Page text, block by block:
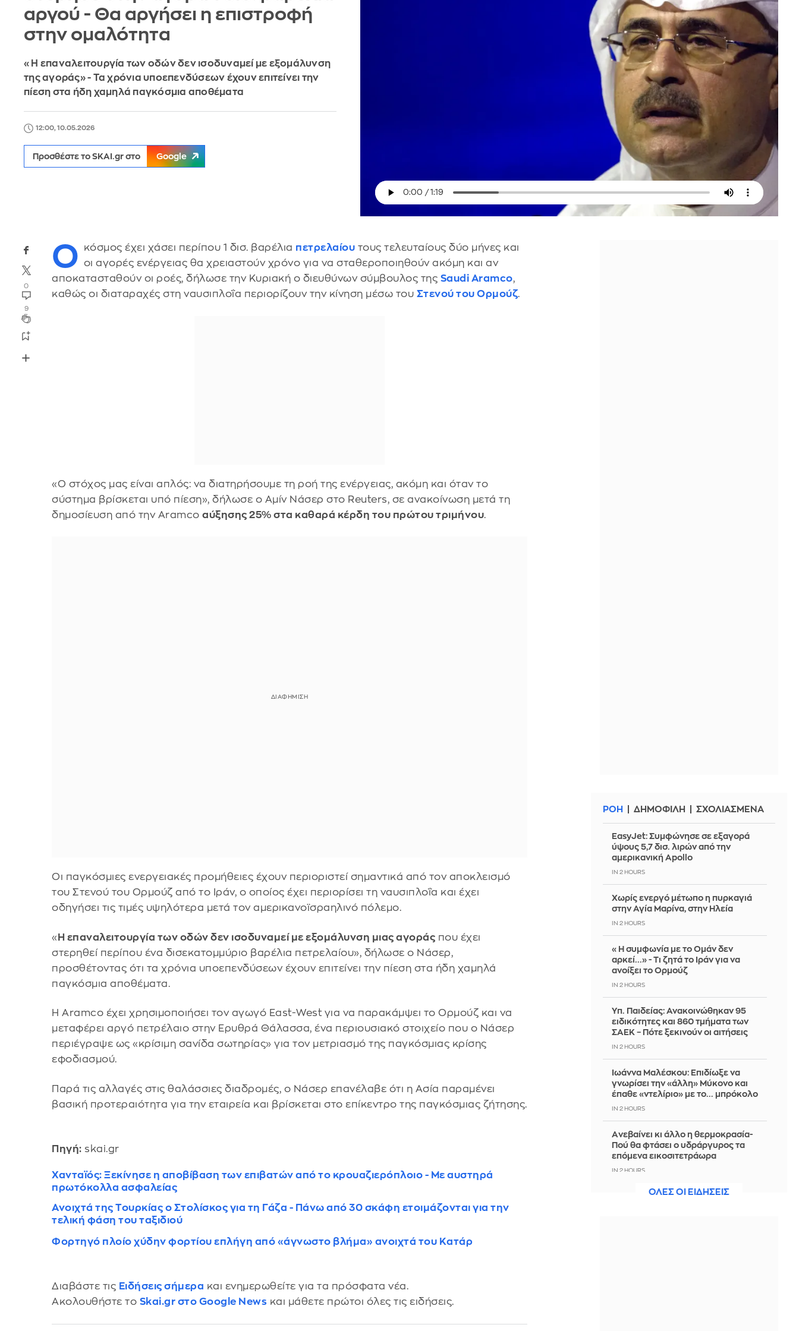
αργού - Θα αργήσει η επιστροφή
στην ομαλότητα
«Η επαναλειτουργία των οδών δεν ισοδυναμεί με εξομάλυνση
της αγοράς» - Τα χρόνια υποεπενδύσεων έχουν επιτείνει την
πίεση στα ήδη χαμηλά παγκόσμια αποθέματα
12:00, 10.05.2026
Προσθέστε το SKAI.gr στο Google
0
9
Ο κόσμος έχει χάσει περίπου 1 δισ. βαρέλια πετρελαίου τους τελευταίους δύο μήνες και
οι αγορές ενέργειας θα χρειαστούν χρόνο για να σταθεροποιηθούν ακόμη και αν
αποκατασταθούν οι ροές, δήλωσε την Κυριακή ο διευθύνων σύμβουλος της Saudi Aramco,
καθώς οι διαταραχές στη ναυσιπλοΐα περιορίζουν την κίνηση μέσω του Στενού του Ορμούζ.
«Ο στόχος μας είναι απλός: να διατηρήσουμε τη ροή της ενέργειας, ακόμη και όταν το
σύστημα βρίσκεται υπό πίεση», δήλωσε ο Αμίν Νάσερ στο Reuters, σε ανακοίνωση μετά τη
δημοσίευση από την Aramcoαύξησης 25% στα καθαρά κέρδη του πρώτου τριμήνου.
Οι παγκόσμιες ενεργειακές προμήθειες έχουν περιοριστεί σημαντικά από τον αποκλεισμό
του Στενού του Ορμούζ από το Ιράν, ο οποίος έχει περιορίσει τη ναυσιπλοΐα και έχει
οδηγήσει τις τιμές υψηλότερα μετά τον αμερικανοϊσραηλινό πόλεμο.
« Η επαναλειτουργία των οδών δεν ισοδυναμεί με εξομάλυνση μιας αγοράς που έχει
στερηθεί περίπου ένα δισεκατομμύριο βαρέλια πετρελαίου», δήλωσε ο Νάσερ,
προσθέτοντας ότι τα χρόνια υποεπενδύσεων έχουν επιτείνει την πίεση στα ήδη χαμηλά
παγκόσμια αποθέματα.
Η Aramco έχει χρησιμοποιήσει τον αγωγό East-West για να παρακάμψει το Ορμούζ και να
μεταφέρει αργό πετρέλαιο στην Ερυθρά Θάλασσα, ένα περιουσιακό στοιχείο που ο Νάσερ
περιέγραψε ως «κρίσιμη σανίδα σωτηρίας» για τον μετριασμό της παγκόσμιας κρίσης
εφοδιασμού.
Παρά τις αλλαγές στις θαλάσσιες διαδρομές, ο Νάσερ επανέλαβε ότι η Ασία παραμένει
βασική προτεραιότητα για την εταιρεία και βρίσκεται στο επίκεντρο της παγκόσμιας ζήτησης.
Πηγή: skai.gr
Χανταϊός: Ξεκίνησε η αποβίβαση των επιβατών από το κρουαζιερόπλοιο - Με αυστηρά
πρωτόκολλα ασφαλείας
Ανοιχτά της Τουρκίας ο Στολίσκος για τη Γάζα - Πάνω από 30 σκάφη ετοιμάζονται για την
τελική φάση του ταξιδιού
Φορτηγό πλοίο χύδην φορτίου επλήγη από «άγνωστο βλήμα» ανοιχτά του Κατάρ
Διαβάστε τις Ειδήσεις σήμερα και ενημερωθείτε για τα πρόσφατα νέα.
Ακολουθήστε το Skai.gr στο Google News και μάθετε πρώτοι όλες τις ειδήσεις.
ΡΟΗ ΔΗΜΟΦΙΛΗ ΣΧΟΛΙΑΣΜΕΝΑ
EasyJet: Συμφώνησε σε εξαγορά
ύψους 5,7 δισ. λιρών από την
αμερικανική Apollo
IN 2 HOURS
Χωρίς ενεργό μέτωπο η πυρκαγιά
στην Αγία Μαρίνα, στην Ηλεία
IN 2 HOURS
«Η συμφωνία με το Ομάν δεν
αρκεί...» - Τι ζητά το Ιράν για να
ανοίξει το Ορμούζ
IN 2 HOURS
Υπ. Παιδείας: Ανακοινώθηκαν 95
ειδικότητες και 860 τμήματα των
ΣΑΕΚ – Πότε ξεκινούν οι αιτήσεις
IN 2 HOURS
Ιωάννα Μαλέσκου: Επιδίωξε να
γνωρίσει την «άλλη» Μύκονο και
έπαθε «ντελίριο» με το... μπρόκολο
IN 2 HOURS
Aνεβαίνει κι άλλο η θερμοκρασία-
Πού θα φτάσει ο υδράργυρος τα
επόμενα εικοσιτετράωρα
IN 2 HOURS
Χρηματιστήριο-Κλείσιμο: Πτώση
ΟΛΕΣ ΟΙ ΕΙΔΗΣΕΙΣ